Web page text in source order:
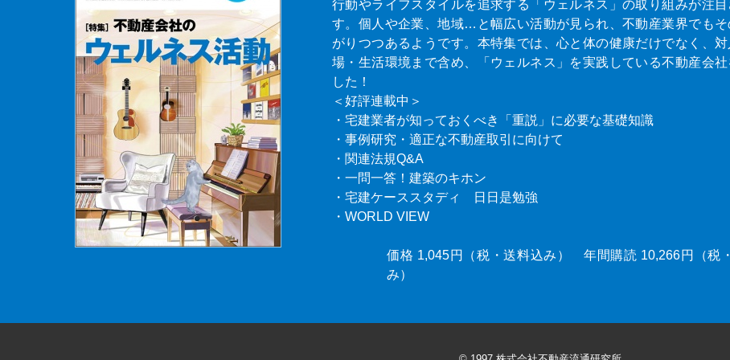
行動やライフスタイルを追求する「ウェルネス」の取り組みが注目
す。個人や企業、地域…と幅広い活動が見られ、不動産業界でも
がりつつあるようです。本特集では、心と体の健康だけでなく、
場・生活環境まで含め、「ウェルネス」を実践している不動産会社
した！
＜好評連載中＞
・宅建業者が知っておくべき「重説」に必要な基礎知識
・事例研究・適正な不動産取引に向けて
・関連法規Q&A
・一問一答！建築のキホン
・宅建ケーススタディ 日日是勉強
・WORLD VIEW
価格 1,045円（税・送料込み） 年間購読 10,266円（税
み）